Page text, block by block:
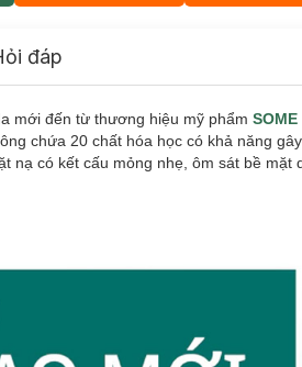
đáp
mới đến từ thương hiệu mỹ phẩm SOME
chứa 20 chất hóa học có khả năng gây
nạ có kết cấu mỏng nhẹ, ôm sát bề mặt